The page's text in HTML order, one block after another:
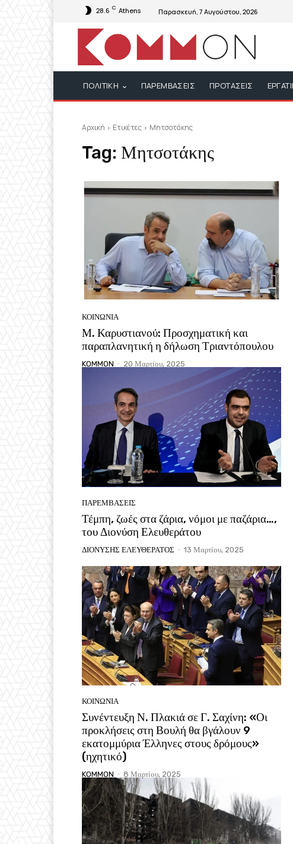
28.6 C Athens Παρασκευή, 7 Αυγούστου, 2026
ΠΟΛΙΤΙΚΗ ΠΑΡΕΜΒΑΣΕΙΣ ΠΡΟΤΑΣΕΙΣ
Αρχική Ετικέτες Μητσοτάκης
Tag: Μητσοτάκης
ΚΟΙΝΩΝΙΑ
Μ. Καρυστιανού: Προσχηματική και
παραπλανητική η δήλωση Τριαντόπουλου
KOMMON - 20 Μαρτίου, 2025
ΠΑΡΕΜΒΑΣΕΙΣ
Τέμπη, ζωές στα ζάρια, νόμοι με παζάρια…,
του Διονύση Ελευθεράτου
ΔΙΟΝΥΣΗΣ ΕΛΕΥΘΕΡΑΤΟΣ - 13 Μαρτίου, 2025
ΚΟΙΝΩΝΙΑ
Συνέντευξη Ν. Πλακιά σε Γ. Σαχίνη: «Οι
προκλήσεις στη Βουλή θα βγάλουν 9
εκατομμύρια Έλληνες στους δρόμους»
(ηχητικό)
KOMMON - 8 Μαρτίου, 2025